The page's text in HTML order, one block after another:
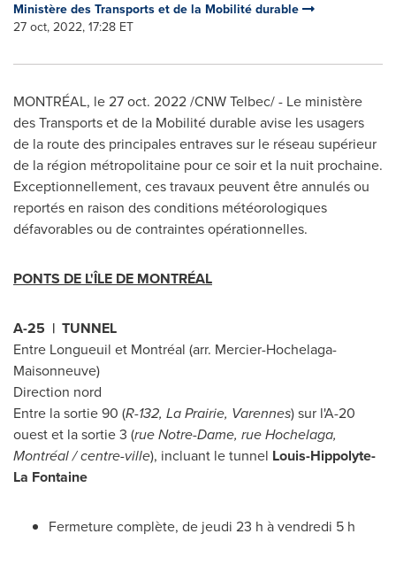
Ministère des Transports et de la Mobilité durable
27 oct, 2022, 17:28 ET
MONTRÉAL, le27 oct. 2022/CNW Telbec/ - Le ministère
des Transports et de la Mobilité durable avise les usagers
de la route des principales entraves sur le réseau supérieur
de la région métropolitaine pour ce soir et la nuit prochaine.
Exceptionnellement, ces travaux peuvent être annulés ou
reportés en raison des conditions météorologiques
défavorables ou de contraintes opérationnelles.
PONTS DE L'ÎLE DE MONTRÉAL
A-25 | TUNNEL
Entre Longueuil et Montréal (arr. Mercier-Hochelaga-
Maisonneuve)
Direction nord
Entre la sortie 90 (R-132, La Prairie, Varennes) sur l'A-20
ouest et la sortie 3 (rueNotre-Dame, rue Hochelaga,
Montréal / centre-ville), incluant le tunnel Louis-Hippolyte-
La Fontaine
Fermeture complète, de jeudi 23 h à vendredi 5 h